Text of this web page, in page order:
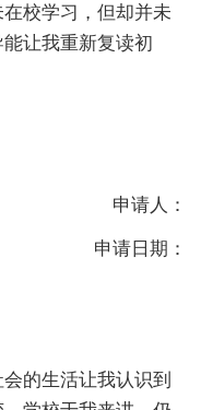
校学习，但却并未
让我重新复读初
申请人：
申请日期：
的生活让我认识到